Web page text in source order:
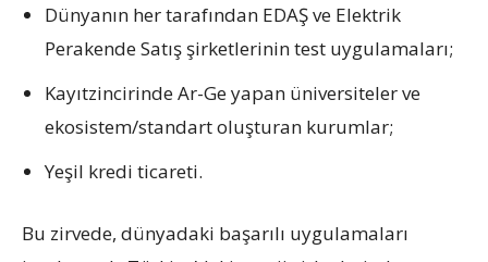
Dünyanın her tarafından EDAŞ ve Elektrik
Perakende Satış şirketlerinin test uygulamaları;
Kayıtzincirinde Ar-Ge yapan üniversiteler ve
ekosistem/standart oluşturan kurumlar;
Yeşil kredi ticareti.
Bu zirvede, dünyadaki başarılı uygulamaları